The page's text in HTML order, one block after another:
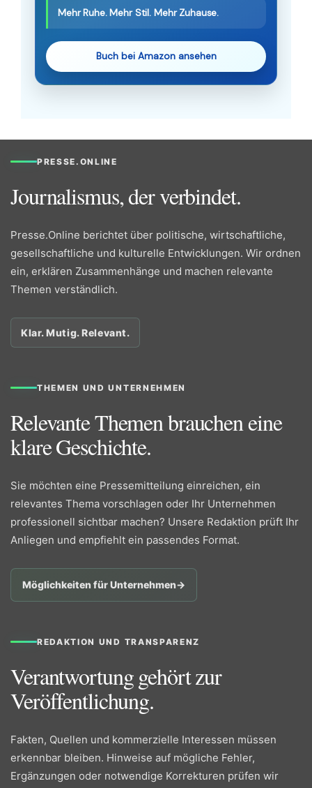
Mehr Ruhe. Mehr Stil. Mehr Zuhause.
Buch bei Amazon ansehen
PRESSE.ONLINE
Journalismus, der verbindet.
Presse.Online berichtet über politische, wirtschaftliche,
gesellschaftliche und kulturelle Entwicklungen. Wir ordnen
ein, erklären Zusammenhänge und machen relevante
Themen verständlich.
Klar. Mutig. Relevant.
THEMEN UND UNTERNEHMEN
Relevante Themen brauchen eine
klare Geschichte.
Sie möchten eine Pressemitteilung einreichen, ein
relevantes Thema vorschlagen oder Ihr Unternehmen
professionell sichtbar machen? Unsere Redaktion prüft Ihr
Anliegen und empfiehlt ein passendes Format.
Möglichkeiten für Unternehmen→
REDAKTION UND TRANSPARENZ
Verantwortung gehört zur
Veröffentlichung.
Fakten, Quellen und kommerzielle Interessen müssen
erkennbar bleiben. Hinweise auf mögliche Fehler,
Ergänzungen oder notwendige Korrekturen prüfen wir